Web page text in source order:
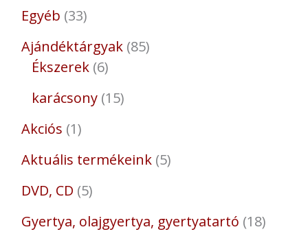
Egyéb 33
Ajándéktárgyak 85
Ékszerek 6
karácsony 15
Akciós 1
Aktuális termékeink 5
DVD, CD 5
Gyertya, olajgyertya, gyertyatartó 18